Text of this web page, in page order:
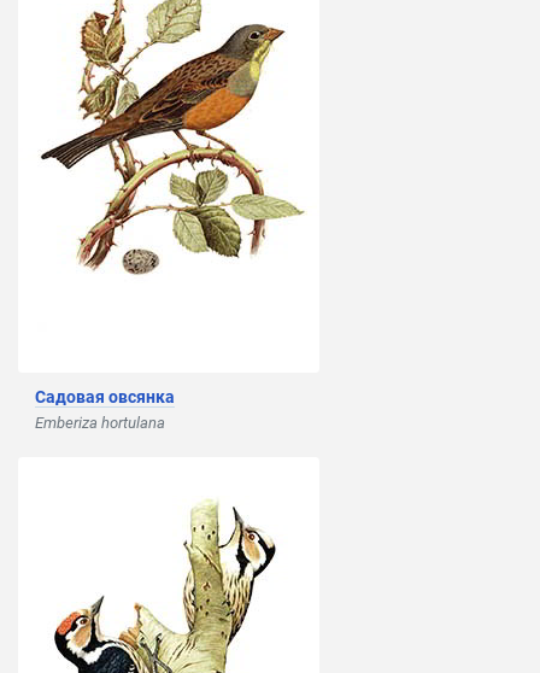
Садовая овсянка
Emberiza hortulana